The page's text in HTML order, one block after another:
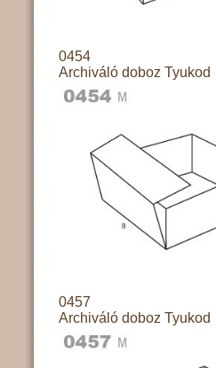
0454
Archiváló doboz Tyukod
0457
Archiváló doboz Tyukod